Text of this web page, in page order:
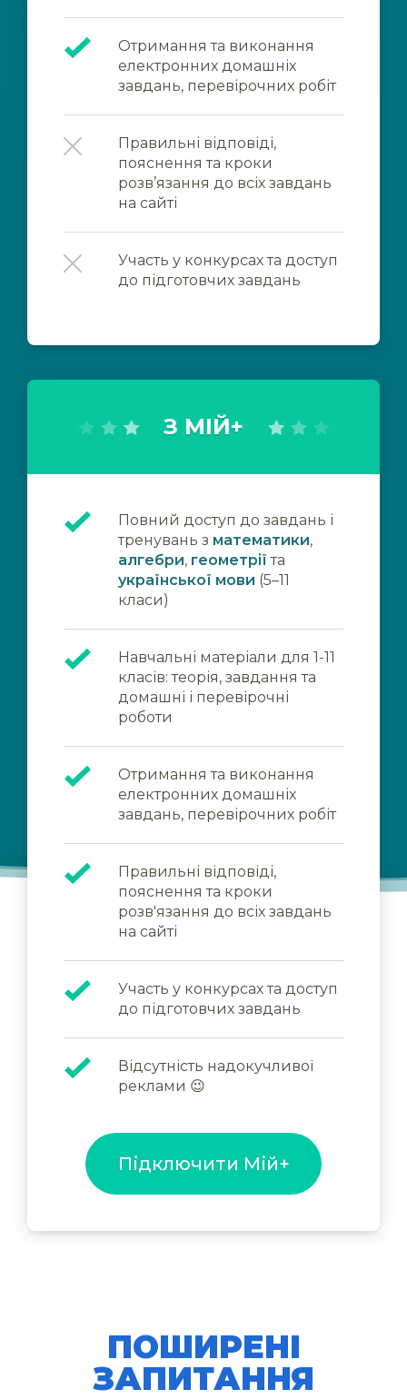
Отримання та виконання
електронних домашніх
завдань, перевірочних робіт
Правильні відповіді,
пояснення та кроки
розв’язання до всіх завдань
на сайті
Участь у конкурсах та доступ
до підготовчих завдань
З МІЙ+
Повний доступ до завдань і
тренувань з математики,
алгебри, геометрії та
української мови (5–11
класи)
Навчальні матеріали для 1-11
класів: теорія, завдання та
домашні і перевірочні
роботи
Отримання та виконання
електронних домашніх
завдань, перевірочних робіт
Правильні відповіді,
пояснення та кроки
розв'язання до всіх завдань
на сайті
Участь у конкурсах та доступ
до підготовчих завдань
Відсутність надокучливої
реклами 😉
Підключити Мій+
ПОШИРЕНІ
ЗАПИТАННЯ